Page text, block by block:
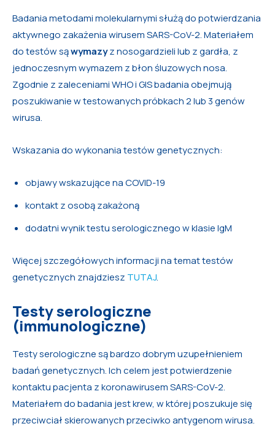
Badania metodami molekularnymi służą do potwierdzania
aktywnego zakażenia wirusem SARS-CoV-2. Materiałem
do testów sąwymazyz nosogardzieli lub z gardła, z
jednoczesnym wymazem z błon śluzowych nosa.
Zgodnie z zaleceniami WHO i GIS badania obejmują
poszukiwanie w testowanych próbkach 2 lub 3 genów
wirusa.
Wskazania do wykonania testów genetycznych:
objawy wskazujące na COVID-19
kontakt z osobą zakażoną
dodatni wynik testu serologicznego w klasie IgM
Więcej szczegółowych informacji na temat testów
genetycznych znajdziesz TUTAJ.
Testy serologiczne
(immunologiczne)
Testy serologiczne są bardzo dobrym uzupełnieniem
badań genetycznych. Ich celem jest potwierdzenie
kontaktu pacjenta z koronawirusem SARS-CoV-2.
Materiałem do badania jest krew, w której poszukuje się
przeciwciał skierowanych przeciwko antygenom wirusa.